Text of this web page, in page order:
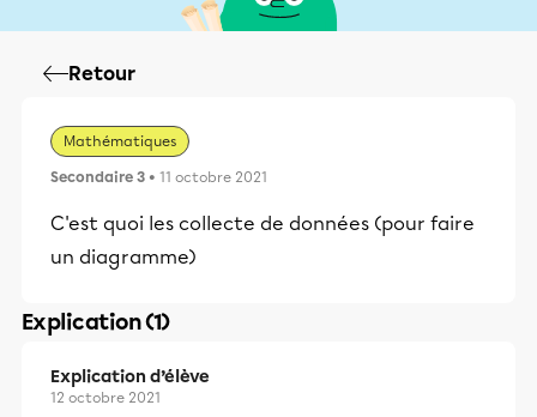
Retour
Mathématiques
Secondaire 3 • 11 octobre 2021
C'est quoi les collecte de données (pour faire
un diagramme)
Explication (1)
Explication d’élève
12 octobre 2021